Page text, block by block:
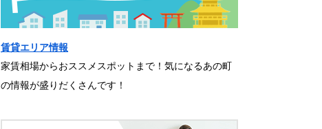
賃貸エリア情報
家賃相場からおススメスポットまで！気になるあの町
の情報が盛りだくさんです！